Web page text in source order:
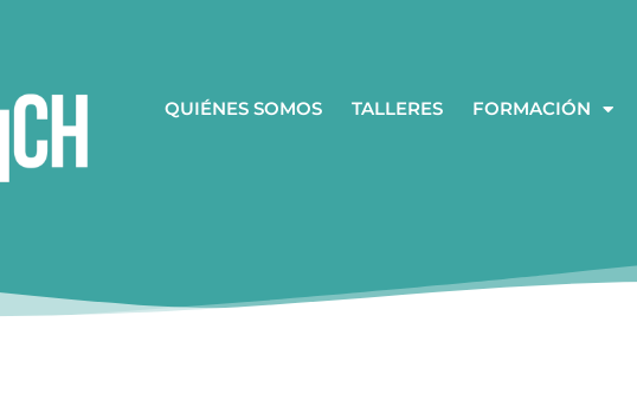
QUIÉNES SOMOS TALLERES FORMACIÓN